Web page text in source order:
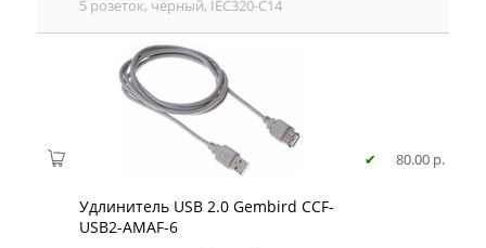
5 розеток, чёрный, IEC320-C14
Удлинитель USB 2.0 Gembird CCF-
USB2-AMAF-6
✔ 80.00 р.